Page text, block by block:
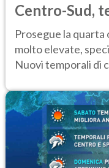
Centro-Sud,
Prosegue la
molto elevate,
Nuovi temporali di